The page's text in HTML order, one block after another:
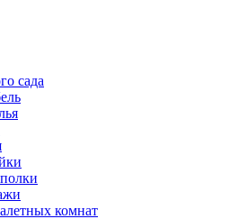
сада
комнат